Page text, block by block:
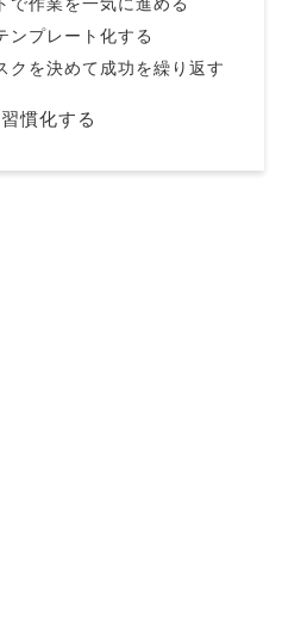
で作業を一気に進める
ンプレート化する
クを決めて成功を繰り返す
慣化する